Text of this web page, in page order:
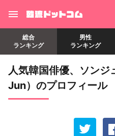
総合
ランキング
男性
ランキング
人気韓国俳優、ソンジ
Jun）のプロフィール